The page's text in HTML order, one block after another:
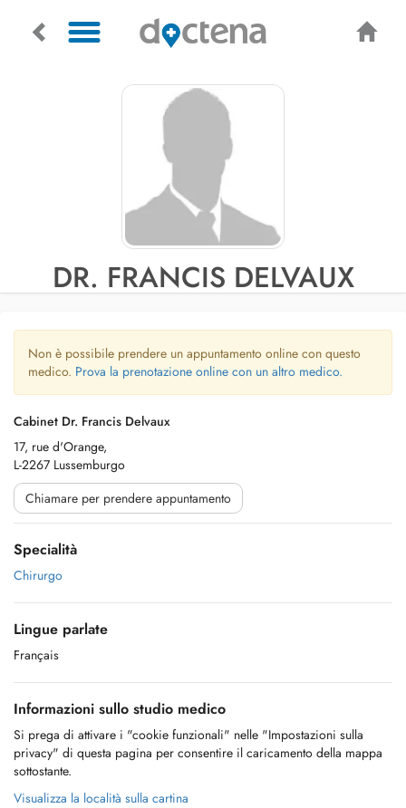
DR. FRANCIS DELVAUX
Non è possibile prendere un appuntamento online con questo
medico. Prova la prenotazione online con un altro medico.
Cabinet Dr. Francis Delvaux
17, rue d'Orange,
L-2267 Lussemburgo
Chiamare per prendere appuntamento
Specialità
Chirurgo
Lingue parlate
Français
Informazioni sullo studio medico
Si prega di attivare i "cookie funzionali" nelle "Impostazioni sulla
privacy" di questa pagina per consentire il caricamento della mappa
sottostante.
Visualizza la località sulla cartina